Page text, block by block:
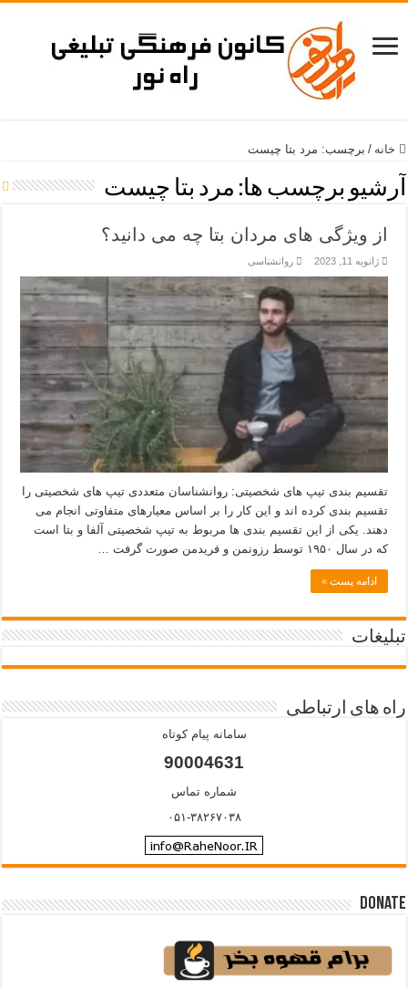
خانه / برچسب: مرد بتا چیست
آرشیو برچسب ها: مرد بتا چیست
از ویژگی های مردان بتا چه می دانید؟
ژانویه 11, 2023 روانشناسی
تقسیم بندی تیپ های شخصیتی: روانشناسان متعددی تیپ های شخصیتی را
تقسیم بندی کرده اند و این کار را بر اساس معیارهای متفاوتی انجام می
دهند. یکی از این تقسیم بندی ها مربوط به تیپ شخصیتی آلفا و بتا است
که در سال ۱۹۵۰ توسط رزونمن و فریدمن صورت گرفت …
ادامه پست »
تبلیغات
راه های ارتباطی
سامانه پیام کوتاه
90004631
شماره تماس
۰۵۱-۳۸۲۶۷۰۳۸
Donate